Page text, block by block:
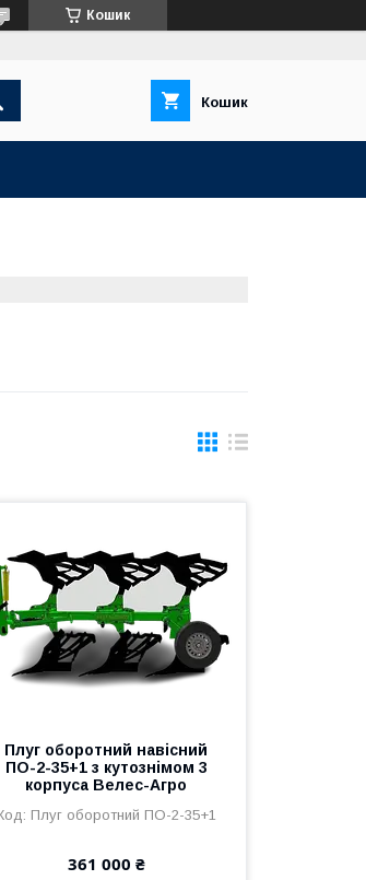
Кошик
Кошик
Плуг оборотний навісний
ПО-2-35+1 з кутознімом 3
корпуса Велес-Агро
Плуг оборотний ПО-2-35+1
361 000 ₴